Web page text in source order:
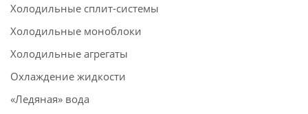
Холодильные сплит-системы
Холодильные моноблоки
Холодильные агрегаты
Охлаждение жидкости
«Ледяная» вода